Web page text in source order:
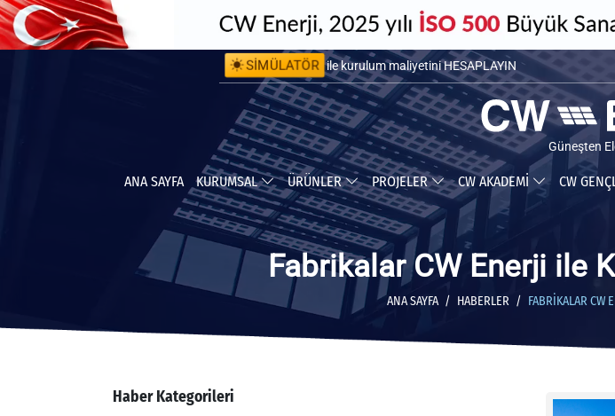
SİMÜLATÖR
ile kurulum maliyetini HESAPLAYIN
ile yapabileceğiniz tasarrufu HESAPLAYIN
Güneşten
ANA SAYFA KURUMSAL ÜRÜNLER PROJELER CW AKADEMİ CW
Fabrikalar CW Enerji ile
ANA SAYFA HABERLER FABRIKALAR CW
Haber Kategorileri